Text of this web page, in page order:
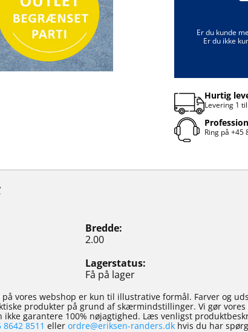
Er du kunde
Er du ikke
Hurtig
Levering 1
Ring på+45
Bredde
2.00
Lagerstatus
Få på lager
vores webshop er kun til illustrative formål. Farver og
produkter på grund af skærmindstillinger. Vi gør
ikke garantere 100% nøjagtighed. Læs venligst
8642 8511 eller ordre@eriksen-randers.dkhvis du har